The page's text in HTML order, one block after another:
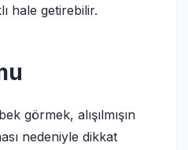
hale getirebilir.
görmek, alışılmışın
nedeniyle dikkat